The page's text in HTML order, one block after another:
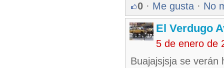
0 · Me gusta · No
El Verdugo
5 de enero de
Buajajsjsja se verán